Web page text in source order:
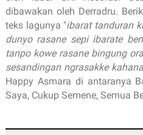
dibawakan oleh Derradru.
teks lagunya "ibarat tanduran
dunyo rasane sepi ibarate
tanpo kowe rasane bingung
sesandingan ngrasakke
Happy Asmara di antaranya
Saya, Cukup Semene, Semua